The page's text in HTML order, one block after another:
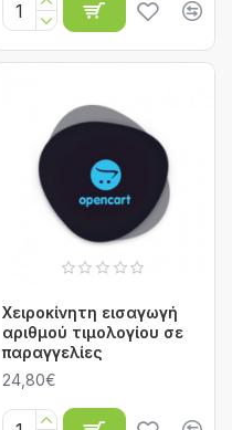
Χειροκίνητη εισαγωγή
αριθμού τιμολογίου σε
παραγγελίες
24,80€